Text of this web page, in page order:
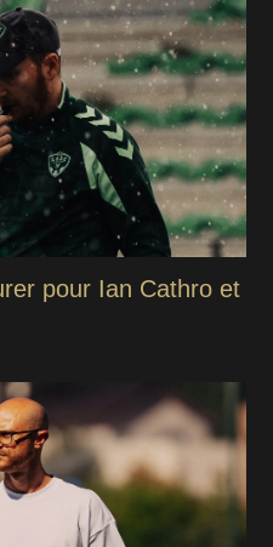
pour Ian Cathro et